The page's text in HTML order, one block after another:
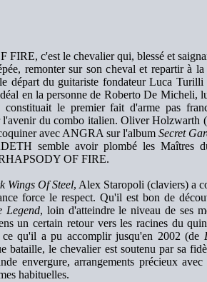
c'est le chevalier qui, blessé et
remonter sur son cheval et repartir à
départ du guitariste fondateur Luca
en la personne de Roberto De Micheli,
constituait le premier fait d'arme pas
l'avenir du combo italien. Oliver Holzwarth
avec ANGRA sur l'album Secret
semble avoir plombé les Maîtres
OF FIRE.
Wings Of Steel, Alex Staropoli (claviers) a
force le respect. Qu'il est bon de
Legend, loin d'atteindre le niveau de ses
un certain retour vers les racines du
ce qu'il a pu accomplir jusqu'en 2002 (de
bataille, le chevalier est soutenu par sa
envergure, arrangements précieux
habituelles.